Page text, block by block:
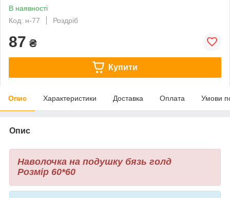
В наявності
Код: н-77
Роздріб
87 ₴
Купити
Опис Характеристики Доставка Оплата Умови
Опис
Наволочка на подушку бязь голд
Розмір 60*60